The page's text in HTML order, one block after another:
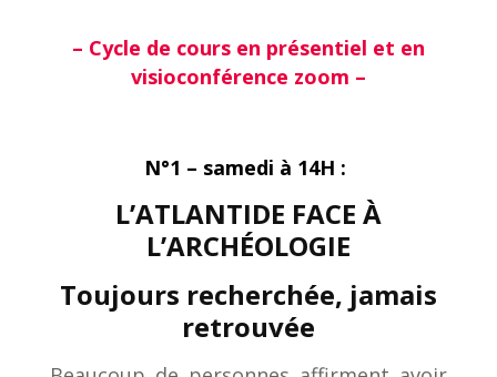
– Cycle de cours en présentiel et en
visioconférence zoom –
N°1 – samedi à 14H :
L’ATLANTIDE FACE À
L’ARCHÉOLOGIE
Toujours recherchée, jamais
retrouvée